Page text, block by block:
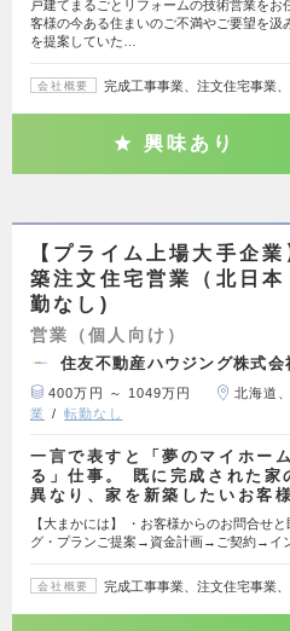
戸建てまるごとリフォームの技術営業をお
客様の今ある住まいのご不満やご要望を汲
を提案していた…
会社概要 完成工事事業、注文住宅事業
興味あり
【プライム上場大手企
築注文住宅営業（北日
勤なし)
営業（個人向け）
住友不動産ハウジング株式会
400万円 ～ 1049万円 北海道
業
転勤なし
一言で表すと「夢のマイホー
る」仕事。 既に完成された家
異なり、家を新築したいお客
【大まかには】 ・お客様からのお問合せ
グ・プランご提案→資金計画→ご契約→イ
会社概要 完成工事事業、注文住宅事業